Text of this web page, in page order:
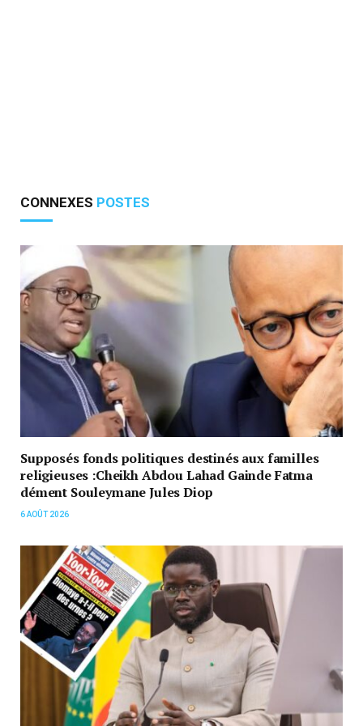
CONNEXES POSTES
Supposés fonds politiques destinés aux familles
religieuses :Cheikh Abdou Lahad Gainde Fatma
dément Souleymane Jules Diop
6 AOÛT 2026